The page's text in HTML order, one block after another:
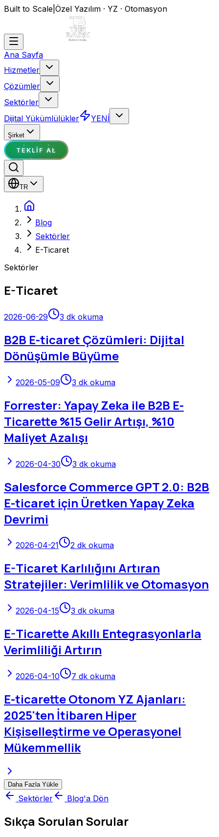
Built to Scale Özel Yazılım · YZ · Otomasyon
Ana Sayfa
Hizmetler
Çözümler
Sektörler
Dijital Yükümlülükler
YENİ
Şirket
TEKLIF AL
TR
Blog
Sektörler
E-Ticaret
Sektörler
E-Ticaret
2026-06-29 3 dk okuma
B2B E-ticaret Çözümleri: Dijital
Dönüşümle Büyüme
2026-05-09 3 dk okuma
Forrester: Yapay Zeka ile B2B E-
Ticarette %15 Gelir Artışı, %10
Maliyet Azalışı
2026-04-30 3 dk okuma
Salesforce Commerce GPT 2.0: B2B
E-ticaret için Üretken Yapay Zeka
Devrimi
2026-04-21 2 dk okuma
E-Ticaret Karlılığını Artıran
Stratejiler: Verimlilik ve Otomasyon
2026-04-15 3 dk okuma
E-Ticarette Akıllı Entegrasyonlarla
Verimliliği Artırın
2026-04-10 7 dk okuma
E-ticarette Otonom YZ Ajanları:
2025'ten İtibaren Hiper
Kişiselleştirme ve Operasyonel
Mükemmellik
Daha Fazla Yükle
Sektörler Blog'a Dön
Sıkça Sorulan Sorular